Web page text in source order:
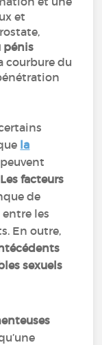
et
pénis
courbure du
la
peuvent
Les facteurs
de
les
En outre,
sexuels